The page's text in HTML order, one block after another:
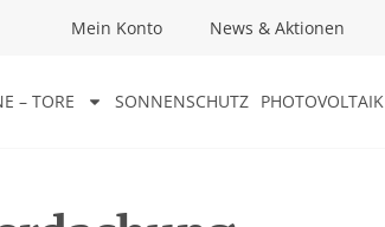
Mein Konto News & Aktionen
– TORE SONNENSCHUTZ PHOTOVOLTAIK